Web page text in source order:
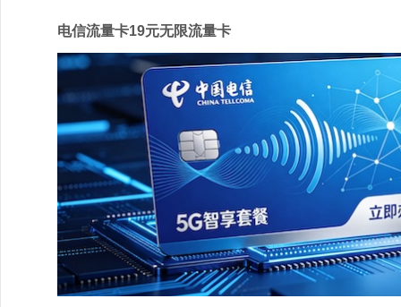
电信流量卡19元无限流量卡